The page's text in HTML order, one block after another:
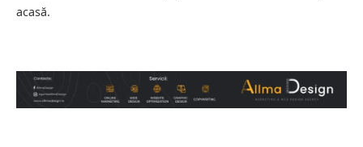
acasă.